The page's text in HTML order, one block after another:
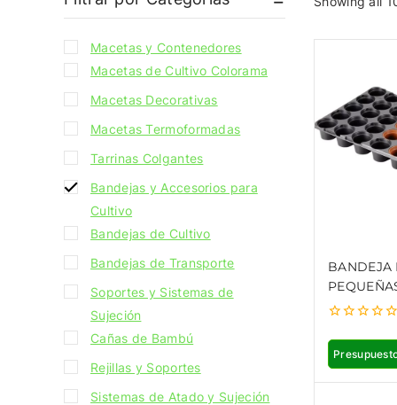
BANDEJA
out
of
5
Macetas y Contenedores
Macetas de Cultivo Colorama
Macetas Decorativas
Macetas Termoformadas
Tarrinas Colgantes
Bandejas y Accesorios para
Cultivo
Bandejas de Cultivo
Bandejas de Transporte
Soportes y Sistemas de
Sujeción
Cañas de Bambú
Rejillas y Soportes
Sistemas de Atado y Sujeción